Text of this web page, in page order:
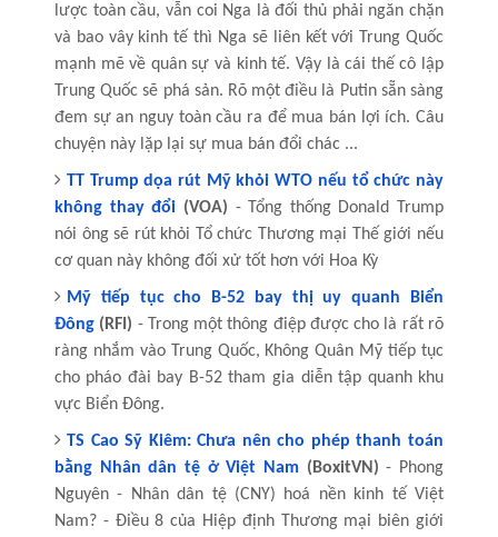
lược toàn cầu, vẫn coi Nga là đối thủ phải ngăn chặn
và bao vây kinh tế thì Nga sẽ liên kết với Trung Quốc
mạnh mẽ về quân sự và kinh tế. Vậy là cái thế cô lập
Trung Quốc sẽ phá sản. Rõ một điều là Putin sẵn sàng
đem sự an nguy toàn cầu ra để mua bán lợi ích. Câu
chuyện này lặp lại sự mua bán đổi chác ...
TT Trump dọa rút Mỹ khỏi WTO nếu tổ chức này
không thay đổi (VOA) - Tổng thống Donald Trump
nói ông sẽ rút khỏi Tổ chức Thương mại Thế giới nếu
cơ quan này không đối xử tốt hơn với Hoa Kỳ
Mỹ tiếp tục cho B-52 bay thị uy quanh Biển
Đông(RFI) - Trong một thông điệp được cho là rất rõ
ràng nhắm vào Trung Quốc, Không Quân Mỹ tiếp tục
cho pháo đài bay B-52 tham gia diễn tập quanh khu
vực Biển Đông.
TS Cao Sỹ Kiêm: Chưa nên cho phép thanh toán
bằng Nhân dân tệ ở Việt Nam (BoxitVN)- Phong
Nguyên - Nhân dân tệ (CNY) hoá nền kinh tế Việt
Nam? - Điều 8 của Hiệp định Thương mại biên giới